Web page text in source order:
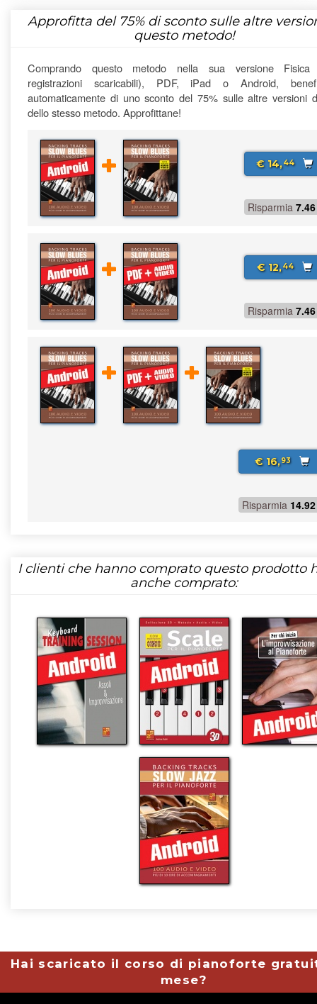
Approfitta del 75%di sconto sulle altre
questo metodo!
Comprando questo metodo nella sua versione Fisica
registrazioni scaricabili), PDF, iPad o Android,
automaticamente di uno sconto del 75% sulle altre versioni
dello stesso metodo. Approfittane!
€ 14,44
Risparmia 7.46
€ 12,44
Risparmia 7.46
€ 16,93
Risparmia 14.92
I clienti che hanno comprato questo prodotto
anche comprato:
Hai scaricato il corso di pianoforte
mese?